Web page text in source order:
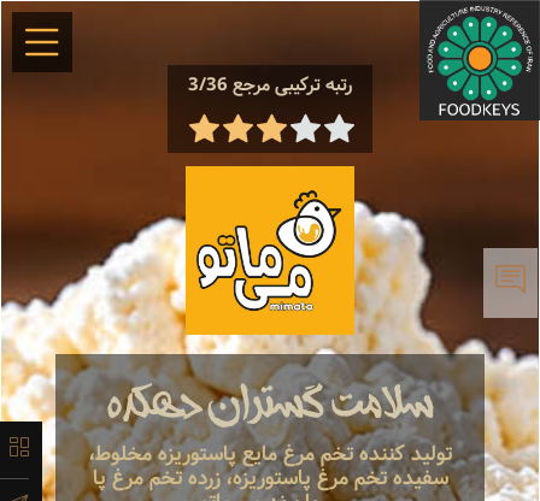
رتبه ترکیبی مرجع 3/36
سلامت گستران دهکده
تولید کننده تخم مرغ مایع پاستوریزه مخلوط،
سفیده تخم مرغ پاستوریزه، زرده تخم مرغ پا
×
معرفی
تاریخچه
لیست
محصولات